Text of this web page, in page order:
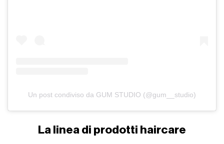
Un post condiviso da GUM STUDIO (@gum__studio)
La linea di prodotti haircare